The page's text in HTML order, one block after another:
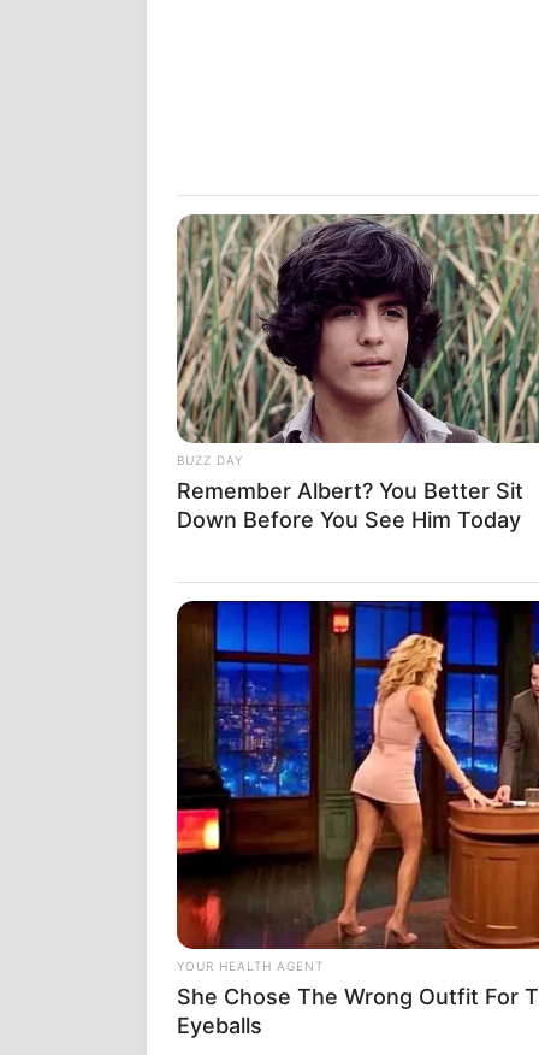
Η ΜΕΓΑΛΗ
ΚΑΜΙΑ
η εφεδρεία
χρόνια θα
προσβάσιμο
BUZZ DAY
Remember Albert? You Better Sit
Down Before You See Him Today
YOUR HEALTH AGENT
She Chose The Wrong Outfit For
Eyeballs